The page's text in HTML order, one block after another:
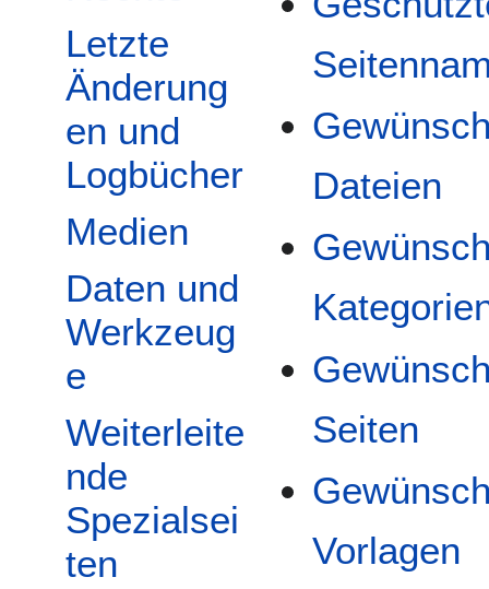
Letzte
Änderung
en und
Logbücher
Medien
Daten und
Werkzeug
e
Weiterleite
nde
Spezialsei
ten
Dateien
Seiten
Vorlagen